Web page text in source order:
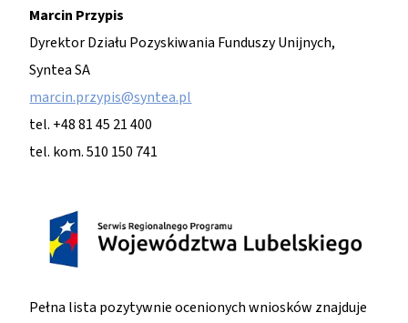
Marcin Przypis
Dyrektor Działu Pozyskiwania Funduszy Unijnych,
Syntea SA
marcin.przypis@syntea.pl
tel. +48 81 45 21 400
tel. kom. 510 150 741
Pełna lista pozytywnie ocenionych wniosków znajduje